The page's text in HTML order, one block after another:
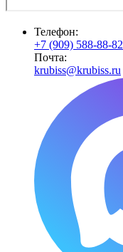
Телефон:
+7 (909) 588-88-82
Почта:
krubiss@krubiss.ru